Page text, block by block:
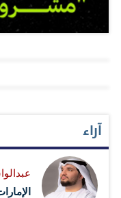
والمبادئ وفقاً
مواقفهم يصبح
آراء